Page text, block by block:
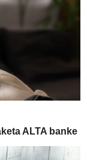
ALTA banke